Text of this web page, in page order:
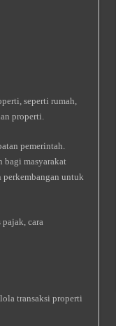
seperti rumah,
properti.
pemerintah.
bagi masyarakat
perkembangan untuk
cara
transaksi properti